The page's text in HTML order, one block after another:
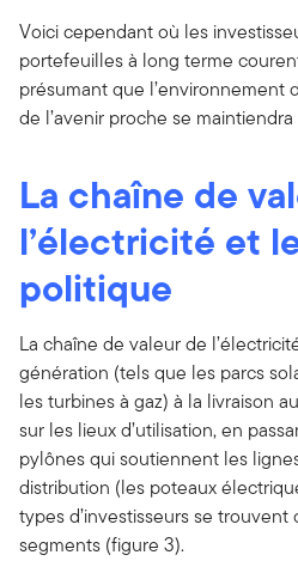
Voici cependant où les
portefeuilles à long terme
présumant que l’environnement
de l’avenir proche se
La chaîne de
l’électricité et
politique
La chaîne de valeur de
génération (tels que les parcs
les turbines à gaz) à la livraison
sur les lieux d’utilisation, en
pylônes qui soutiennent les
distribution (les poteaux
types d’investisseurs se
segments (figure 3).